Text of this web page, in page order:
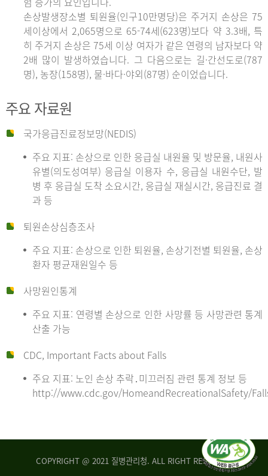
손상발생장소별 퇴원율(인구10만명당)은 주거지 손상은 75
세이상에서 2,065명으로 65-74세(623명)보다 약 3.3배, 특
히 주거지 손상은 75세 이상 여자가 같은 연령의 남자보다 약
2배 많이 발생하였습니다. 그 다음으로는 길·간선도로(787
명), 농장(158명), 물·바다·야외(87명) 순이었습니다.
주요 자료원
국가응급진료정보망(NEDIS)
주요 지표: 손상으로 인한 응급실 내원율 및 방문율, 내원사
유별(의도성여부) 응급실 이용자 수, 응급실 내원수단, 발
병 후 응급실 도착 소요시간, 응급실 재실시간, 응급진료 결
과 등
퇴원손상심층조사
주요 지표: 손상으로 인한 퇴원율, 손상기전별 퇴원율, 손상
환자 평균재원일수 등
사망원인통계
주요 지표: 연령별 손상으로 인한 사망률 등 사망관련 통계
산출 가능
CDC, Important Facts about Falls
주요 지표: 노인 손상 추락․미끄러짐 관련 통계 정보 등
http://www.cdc.gov/HomeandRecreationalSafety/
COPYRIGHT @ 2021 질병관리청. ALL RIGHT RESERVED